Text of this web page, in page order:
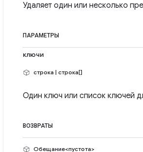
Удаляет один или несколько
ПАРАМЕТРЫ
ключи
строка | строка[]
Один ключ или список ключей
ВОЗВРАТЫ
Обещание<пустота>